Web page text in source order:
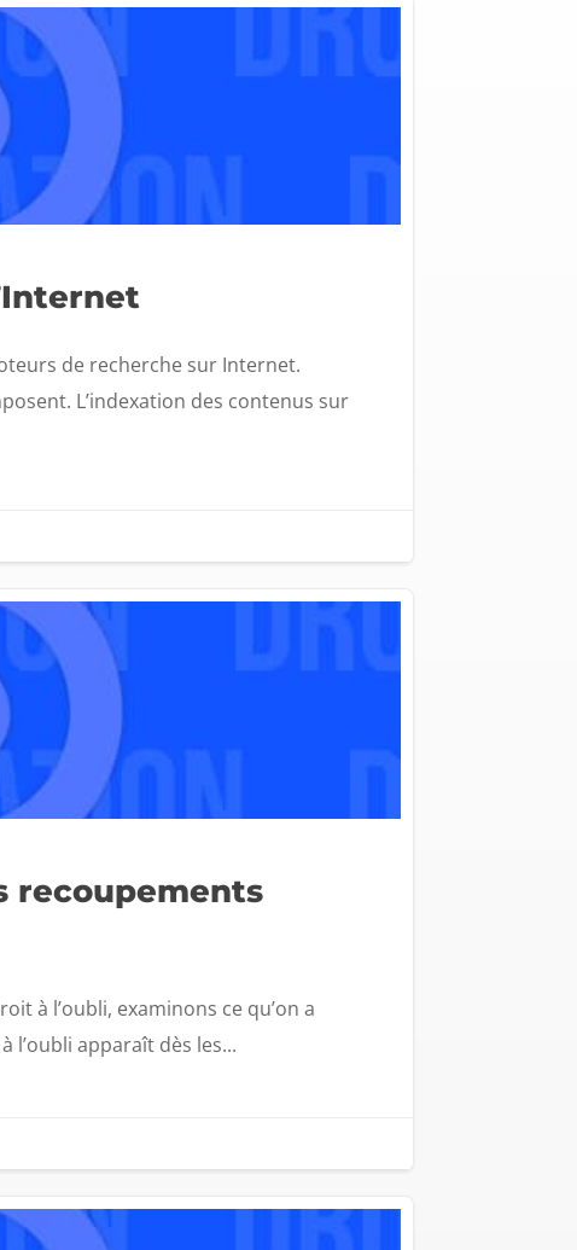
de recherche sur Internet.
L’indexation des contenus sur
recoupements
à l’oubli, examinons ce qu’on a
l’oubli apparaît dès les...